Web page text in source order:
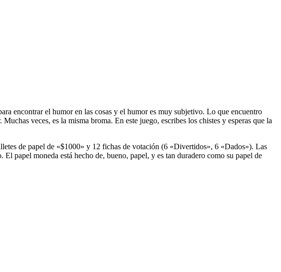
encontrar el humor en las cosas y el humor es muy subjetivo. Lo que encuentro
veces, es la misma broma. En este juego, escribes los chistes y esperas que la
de papel de «$1000» y 12 fichas de votación (6 «Divertidos», 6 «Dados»). Las
papel moneda está hecho de, bueno, papel, y es tan duradero como su papel de